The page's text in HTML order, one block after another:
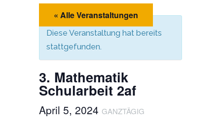
« Alle Veranstaltungen
Diese Veranstaltung hat bereits
stattgefunden.
3. Mathematik
Schularbeit 2af
April 5, 2024 GANZTÄGIG